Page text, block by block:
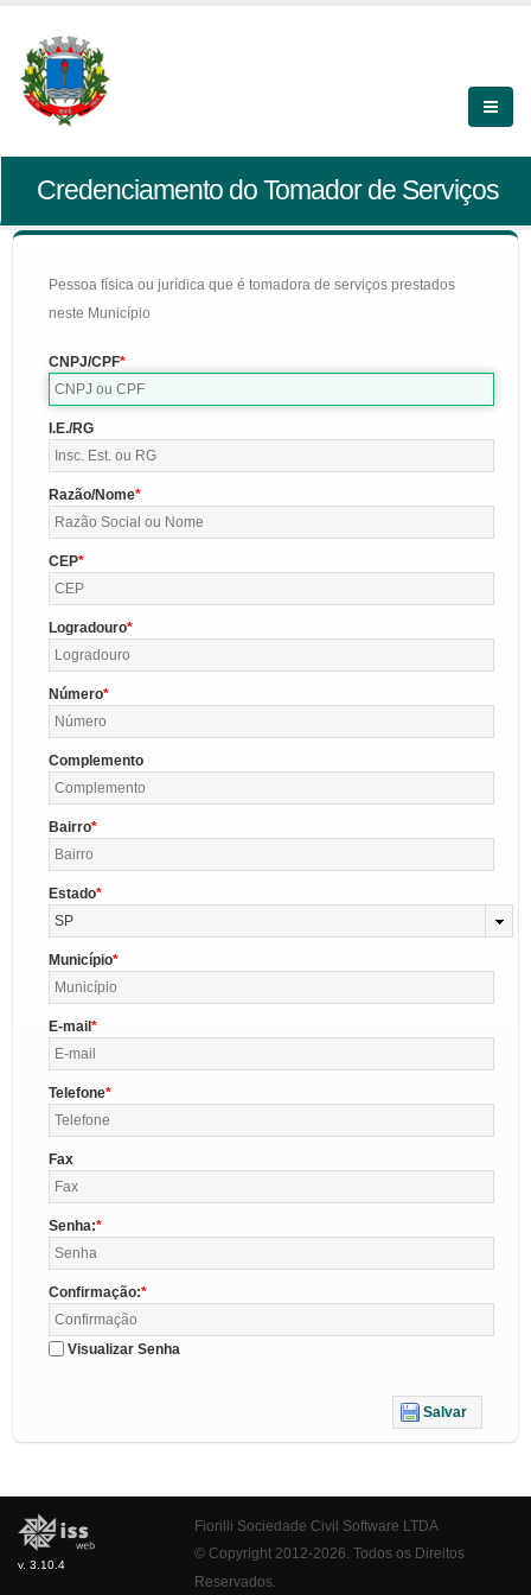
Credenciamento do Tomador de Serviços
Pessoa física ou jurídica que é tomadora de serviços prestados
neste Município
CNPJ/CPF
I.E./RG
Razão/Nome
CEP
Logradouro
Número
Complemento
Bairro
Estado
SP
Município
E-mail
Telefone
Fax
Senha:
Confirmação:
Visualizar Senha
Salvar
v. 3.10.4
Fiorilli Sociedade Civil Software LTDA
© Copyright 2012-2026. Todos os Direitos
Reservados.